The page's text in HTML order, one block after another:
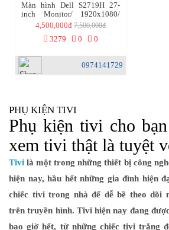
Màn hình Dell S2719H 27-
inch Monitor/ 1920x1080/
Audio-out/ 2xHDMI/ USB/
LED/ IPS (43D161) - aalo.vn
4,500,000đ 7,500,000đ
3279 0 0
0974141729
PHỤ KIỆN TIVI
Phụ kiện tivi cho
xem tivi thật là tuyệt
Tivi là một trong những thiết bị công
hiện nay, hầu hết những gia đình hiện
chiếc tivi trong nhà để dễ bề theo dõi
trên truyền hình. Tivi hiện nay đang
bao giờ hết, từ những chiếc tivi trắng